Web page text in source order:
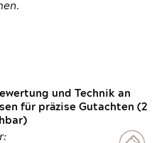
und Technik an
für präzise Gutachten (2